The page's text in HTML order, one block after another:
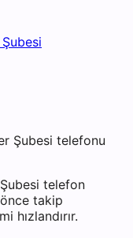
Şubesi telefonu
telefon
takip
hızlandırır.